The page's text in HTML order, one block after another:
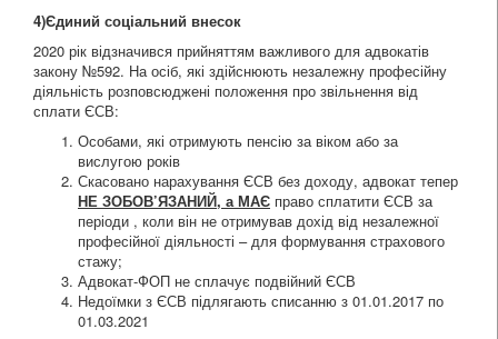
4)Єдиний соціальний внесок
2020 рік відзначився прийняттям важливого для адвокатів
закону №592. На осіб, які здійснюють незалежну професійну
діяльність розповсюджені положення про звільнення від
сплати ЄСВ:
Особами, які отримують пенсію за віком або за
вислугою років
Скасовано нарахування ЄСВ без доходу, адвокат тепер
НЕ ЗОБОВ’ЯЗАНИЙ, а МАЄ право сплатити ЄСВ за
періоди , коли він не отримував дохід від незалежної
професійної діяльності – для формування страхового
стажу;
Адвокат-ФОП не сплачує подвійний ЄСВ
Недоїмки з ЄСВ підлягають списанню з 01.01.2017 по
01.03.2021